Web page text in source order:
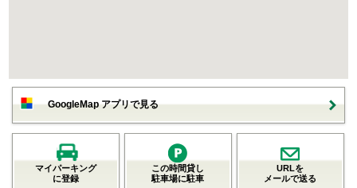
GoogleMap アプリで見る
マイパーキング
に登録
この時間貸し
駐車場に駐車
URLを
メールで送る